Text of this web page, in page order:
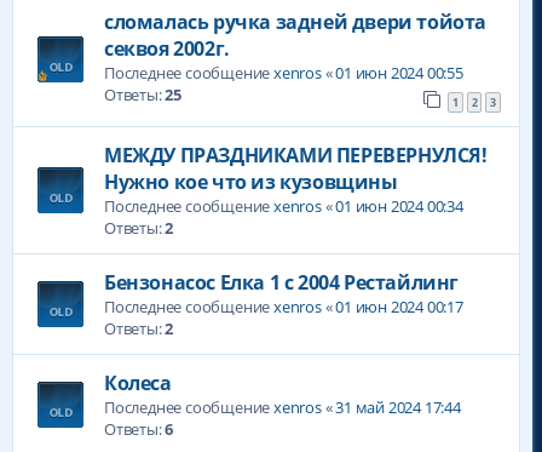
сломалась ручка задней двери тойота
секвоя 2002г.
Последнее сообщениеxenros«01 июн 2024 00:55
Ответы:25 1 2 3
МЕЖДУ ПРАЗДНИКАМИ ПЕРЕВЕРНУЛСЯ!
Нужно кое что из кузовщины
Последнее сообщениеxenros«01 июн 2024 00:34
Ответы:2
Бензонасос Елка 1 с 2004 Рестайлинг
Последнее сообщениеxenros«01 июн 2024 00:17
Ответы:2
Колеса
Последнее сообщениеxenros«31 май 2024 17:44
Ответы:6